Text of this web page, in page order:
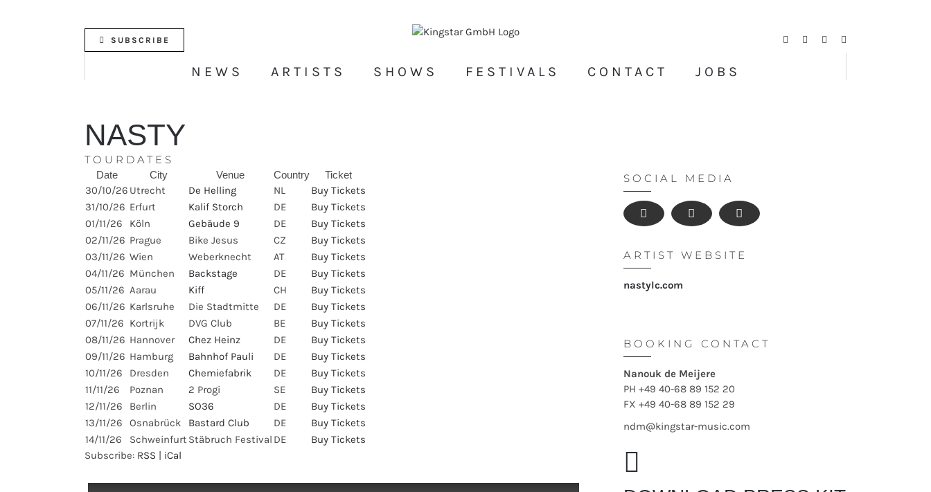
SUBSCRIBE Facebook
TwitterInstagram
NEWS ARTISTS SHOWS FESTIVALS CONTACT JOBS
NASTY
TOURDATES
Date City Venue Country Ticket
30/10/26 Utrecht De Helling NL
Buy Tickets
31/10/26 Erfurt Kalif Storch DE
Buy Tickets
01/11/26
Köln Gebäude 9 DE
Buy Tickets
02/11/26 Prague Bike Jesus CZ
Buy Tickets
03/11/26 Wien Weberknecht AT
Buy Tickets
04/11/26 München Backstage DE
Buy Tickets
05/11/26 Aarau Kiff CH
Buy Tickets
06/11/26 Karlsruhe Die Stadtmitte DE
Buy Tickets
07/11/26 Kortrijk DVG Club BE
Buy Tickets
08/11/26 Hannover Chez Heinz DE
Buy Tickets
09/11/26 Hamburg Bahnhof Pauli DE
Buy Tickets
10/11/26
Dresden Chemiefabrik DE
Buy Tickets
11/11/26
Poznan 2 Progi SE
Buy Tickets
12/11/26
Berlin SO36 DE
Buy Tickets
13/11/26
Osnabrück Bastard Club DE
Buy Tickets
14/11/26
SchweinfurtStäbruch Festival DE
Buy Tickets
Subscribe: RSS | iCal
SOCIAL MEDIA
ARTIST WEBSITE
nastylc.com
BOOKING CONTACT
Nanouk de Meijere
PH +49 40-68 89 152 20
FX +49 40-68 89 152 29
ndm@kingstar-music.com